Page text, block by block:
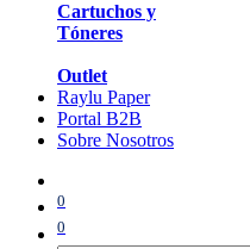
Cartuchos y
Tóneres
Outlet
Raylu Paper
Portal B2B
Sobre Nosotros
0
0